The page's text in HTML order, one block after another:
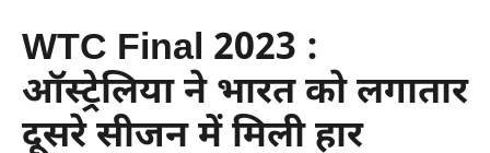
WTC Final 2023 :
ऑस्ट्रेलिया ने भारत को लगातार
दूसरे सीजन में मिली हार